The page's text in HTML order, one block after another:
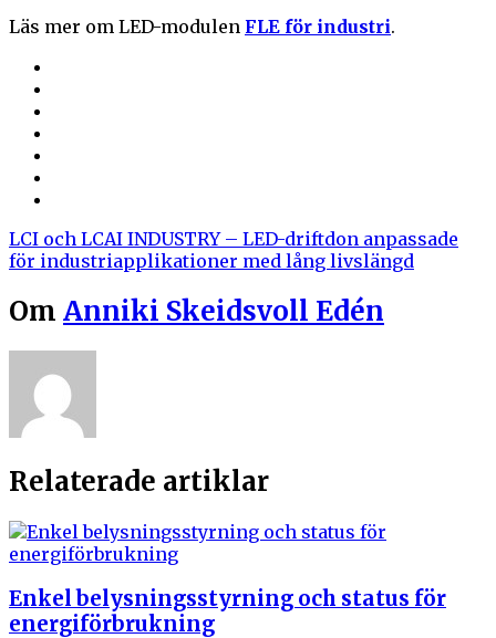
Läs mer om LED-modulen FLE för industri.
LCI och LCAI INDUSTRY – LED-driftdon anpassade
för industriapplikationer med lång livslängd
Om Anniki Skeidsvoll Edén
Relaterade artiklar
Enkel belysningsstyrning och status för
energiförbrukning